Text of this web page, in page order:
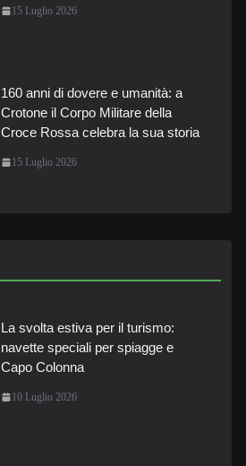
15 Luglio 2026
160 anni di dovere e umanità: a
Crotone il Corpo Militare della
Croce Rossa celebra la sua storia
15 Luglio 2026
La svolta estiva per il turismo:
navette speciali per spiagge e
Capo Colonna
10 Luglio 2026